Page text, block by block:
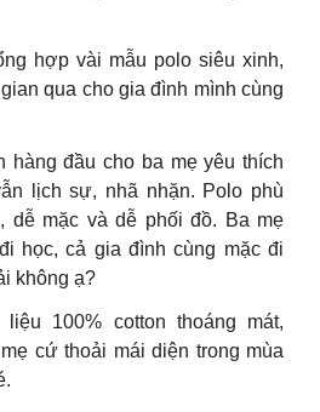
hợp vài mẫu polo siêu xinh,
qua cho gia đình mình cùng
hàng đầu cho ba mẹ yêu thích
lịch sự, nhã nhặn. Polo phù
dễ mặc và dễ phối đồ. Ba mẹ
học, cả gia đình cùng mặc đi
không ạ?
100% cotton thoáng mát,
cứ thoải mái diện trong mùa